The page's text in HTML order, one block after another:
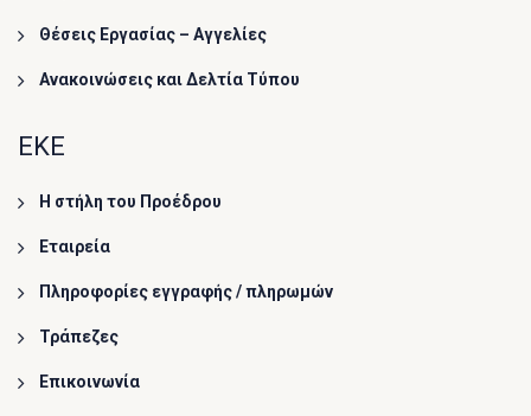
Θέσεις Εργασίας – Αγγελίες
Ανακοινώσεις και Δελτία Τύπου
ΕΚΕ
Η στήλη του Προέδρου
Εταιρεία
Πληροφορίες εγγραφής / πληρωμών
Τράπεζες
Επικοινωνία